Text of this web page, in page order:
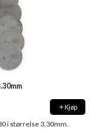
Kjøp
i størrelse 3,30mm.